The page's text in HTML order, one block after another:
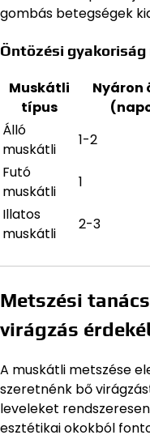
gombás betegségek
Öntözési
Muskátli
típus
Nyáron
Álló
muskátli
1-2
Futó
muskátli
1
Illatos
muskátli
2-3
Metszési
virágzás
A muskátli metszése
szeretnénk bő
leveleket
esztétikai okokból